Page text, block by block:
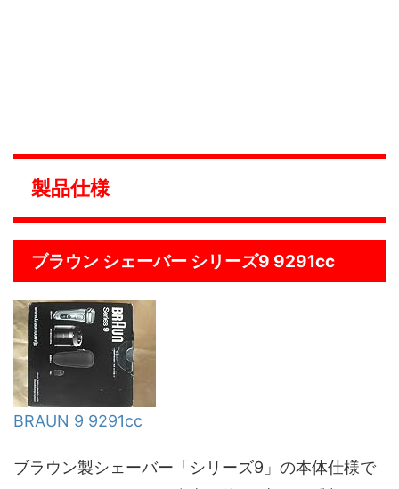
製品仕様
ブラウン シェーバー シリーズ9 9291cc
BRAUN 9 9291cc
ブラウン製シェーバー「シリーズ9」の本体仕様で